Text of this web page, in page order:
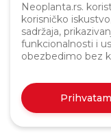
Neoplanta.rs.
korisničko
sadržaja,
funkcionalnosti i
obezbedimo bez
Prihvatam